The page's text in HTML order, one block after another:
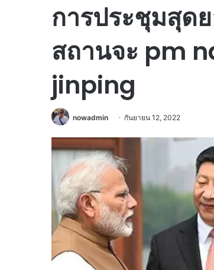
การประชุมสุด
สถานจะ pm
jinping
nowadmin กันยายน 12, 2022